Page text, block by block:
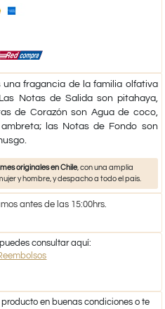
una fragancia de la familia olfativa
Notas de Salida son pitahaya,
de Corazón son Agua de coco,
las Notas de Fondo son
originales en Chile, con una amplia
y hombre, y despacho a todo el país.
antes de las 15:00hrs.
consultar aquí:
en buenas condiciones o te